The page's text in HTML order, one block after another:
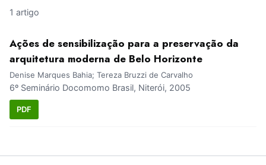
1 artigo
Ações de sensibilização para a preservação da
arquitetura moderna de Belo Horizonte
Denise Marques Bahia; Tereza Bruzzi de Carvalho
6º Seminário Docomomo Brasil, Niterói, 2005
PDF